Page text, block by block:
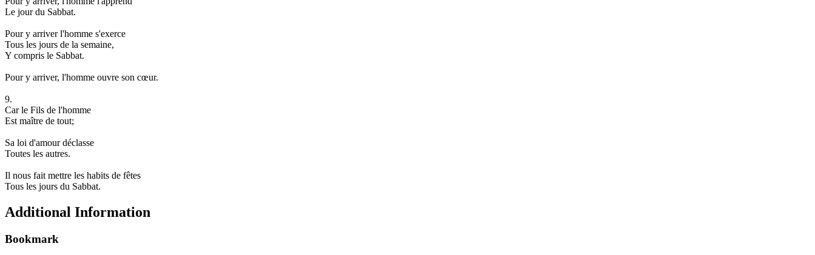
Le jour du Sabbat.
Pour y arriver l'homme s'exerce
Tous les jours de la semaine,
Y compris le Sabbat.
Pour y arriver, l'homme ouvre son cœur.
9.
Car le Fils de l'homme
Est maître de tout;
Sa loi d'amour déclasse
Toutes les autres.
Il nous fait mettre les habits de fêtes
Tous les jours du Sabbat.
Additional Information
Bookmark